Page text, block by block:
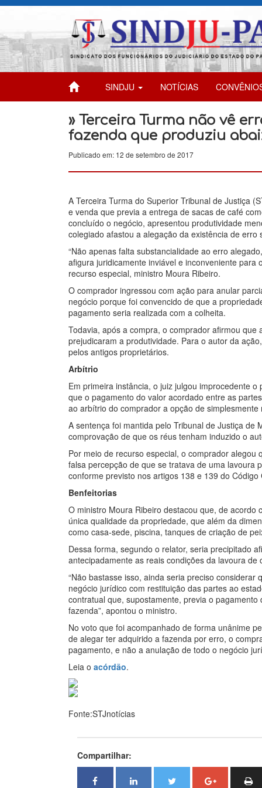
SINDJU NOTÍCIAS
» Terceira Turma não vê
fazenda que produziu
Publicado em: 12 de setembro de 2017
A Terceira Turma do Superior Tribunal de Justiça
e venda que previa a entrega de sacas de café
concluído o negócio, apresentou produtividade
colegiado afastou a alegação da existência de
“Não apenas falta substancialidade ao erro
afigura juridicamente inviável e inconveniente
recurso especial, ministro Moura Ribeiro.
O comprador ingressou com ação para anular
negócio porque foi convencido de que a
pagamento seria realizada com a colheita.
Todavia, após a compra, o comprador afirmou
prejudicaram a produtividade. Para o autor da
pelos antigos proprietários.
Arbítrio
Em primeira instância, o juiz julgou improcedente
que o pagamento do valor acordado entre as
ao arbítrio do comprador a opção de
A sentença foi mantida pelo Tribunal de Justiça de
comprovação de que os réus tenham induzido o
Por meio de recurso especial, o comprador
falsa percepção de que se tratava de uma lavoura
conforme previsto nos artigos 138 e 139 do Código
Benfeitorias
O ministro Moura Ribeiro destacou que, de
única qualidade da propriedade, que além da
como casa-sede, piscina, tanques de criação de
Dessa forma, segundo o relator, seria precipitado
antecipadamente as reais condições da lavoura de
“Não bastasse isso, ainda seria preciso
negócio jurídico com restituição das partes ao
contratual que, supostamente, previa o
fazenda”, apontou o ministro.
No voto que foi acompanhado de forma unânime
de alegar ter adquirido a fazenda por erro, o
pagamento, e não a anulação de todo o negócio
Leia o acórdão.
Fonte:STJnotícias
Compartilhar: